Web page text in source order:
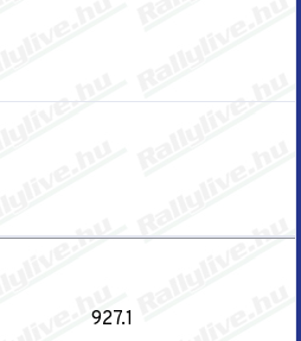
927.1